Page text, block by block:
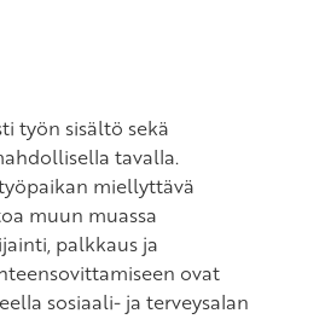
työn sisältö sekä
tavalla.
miellyttävä
muun muassa
palkkaus ja
ovat
sosiaali- ja terveysalan